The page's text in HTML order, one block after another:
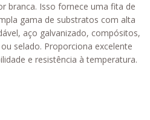
branca. Isso fornece uma fita de
gama de substratos com alta
aço galvanizado, compósitos,
selado. Proporciona excelente
e resistência à temperatura.